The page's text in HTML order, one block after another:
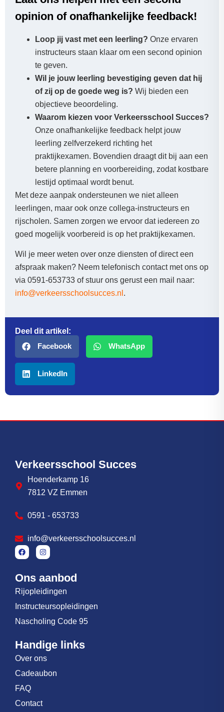
opinion of onafhankelijke feedback!
Loop jij vast met een leerling? Onze ervaren
instructeurs staan klaar om een second opinion
te geven.
Wil je jouw leerling bevestiging geven dat hij
of zij op de goede weg is? Wij bieden een
objectieve beoordeling.
Waarom kiezen voor Verkeersschool Succes?
Onze onafhankelijke feedback helpt jouw
leerling zelfverzekerd richting het
praktijkexamen. Bovendien draagt dit bij aan een
betere planning en voorbereiding, zodat kostbare
lestijd optimaal wordt benut.
Met deze aanpak ondersteunen we niet alleen
leerlingen, maar ook onze collega-instructeurs en
rijscholen. Samen zorgen we ervoor dat iedereen zo
goed mogelijk voorbereid is op het praktijkexamen.
Wil je meer weten over onze diensten of direct een
afspraak maken? Neem telefonisch contact met ons op
via 0591-653733 of stuur ons gerust een mail naar:
info@verkeersschoolsucces.nl .
Deel dit artikel:
Facebook
WhatsApp
LinkedIn
Verkeersschool Succes
Hoenderkamp 16
7812 VZ Emmen
0591 - 653733
info@verkeersschoolsucces.nl
Ons aanbod
Rijopleidingen
Instructeursopleidingen
Nascholing Code 95
Handige links
Over ons
Cadeaubon
FAQ
Contact